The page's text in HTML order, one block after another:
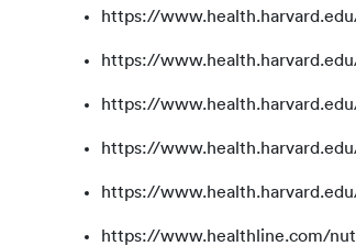
https://
https://
https://
https://
https://
https://www.healthline.com/